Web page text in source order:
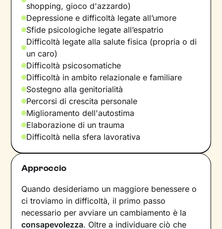
shopping, gioco d'azzardo)
Depressione e difficoltà legate all’umore
Sfide psicologiche legate all’espatrio
Difficoltà legate alla salute fisica (propria o di
un caro)
Difficoltà psicosomatiche
Difficoltà in ambito relazionale e familiare
Sostegno alla genitorialità
Percorsi di crescita personale
Miglioramento dell'autostima
Elaborazione di un trauma
Difficoltà nella sfera lavorativa
Approccio
Quando desideriamo un maggiore benessere o
ci troviamo in difficoltà, il primo passo
necessario per avviare un cambiamento è la
consapevolezza. Oltre a individuare ciò che